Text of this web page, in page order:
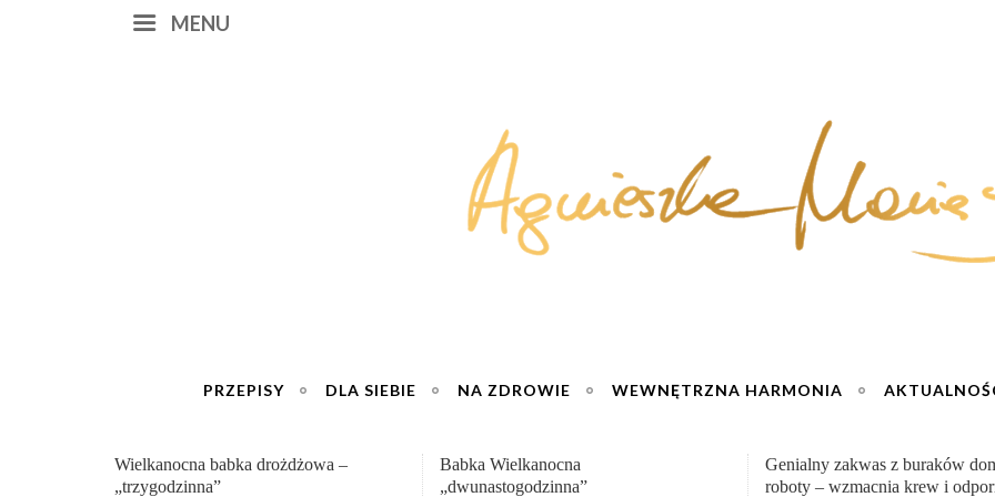
MENU
PRZEPISY DLA SIEBIE NA ZDROWIE WEWNĘTRZNA HARMONIA
Babka Wielkanocna
„dwunastogodzinna”
Genialny zakwas z buraków domowej
roboty – wzmacnia krew i odporność
„Przemiana” Podróż do siły i